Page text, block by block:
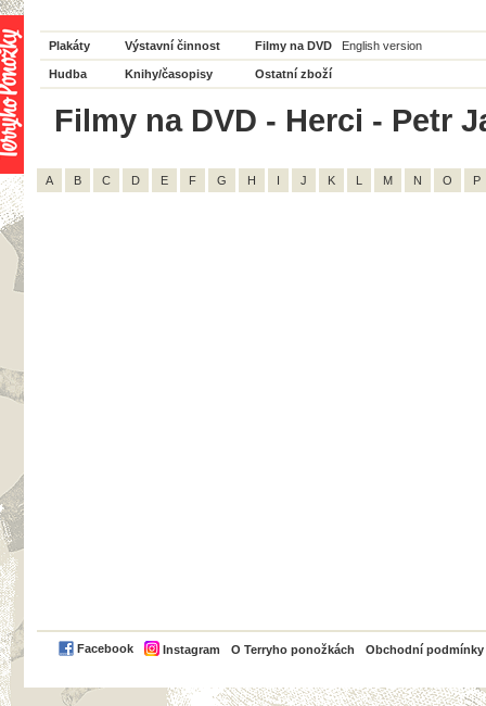
Plakáty Výstavní činnost Filmy na DVD English version
Hudba Knihy/časopisy Ostatní zboží
Filmy na DVD - Herci - Petr
A B C D E F G H I J K L M N O P
Facebook Instagram O Terryho ponožkách Obchodní podmínky
PayPal